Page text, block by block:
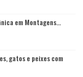
em Montagens…
gatos e peixes com